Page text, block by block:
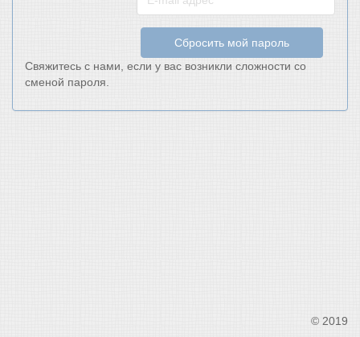
Сбросить мой пароль
Свяжитесь с нами, если у вас возникли сложности со
сменой пароля.
© 2019